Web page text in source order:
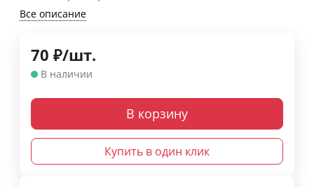
Все описание
70 ₽/шт.
В наличии
В корзину
Купить в один клик